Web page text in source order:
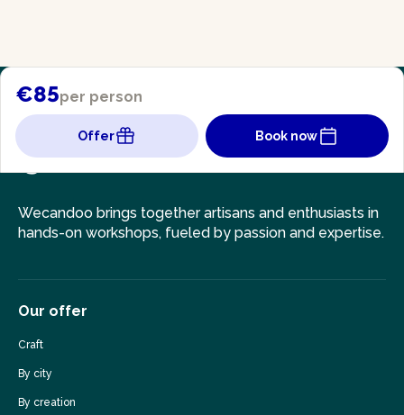
€85per person
Offer Book now
Wecandoo brings together artisans and enthusiasts in
hands-on workshops, fueled by passion and expertise.
Our offer
Craft
By city
By creation